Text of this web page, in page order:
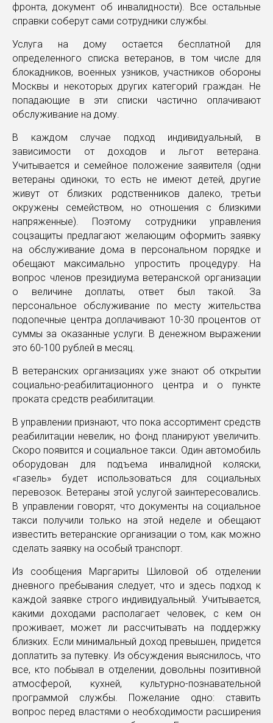
фронта, документ об инвалидности). Все остальные
справки соберут сами сотрудники службы.
Услуга на дому остается бесплатной для
определенного списка ветеранов, в том числе для
блокадников, военных узников, участников обороны
Москвы и некоторых других категорий граждан. Не
попадающие в эти списки частично оплачивают
обслуживание на дому.
В каждом случае подход индивидуальный, в
зависимости от доходов и льгот ветерана.
Учитывается и семейное положение заявителя (одни
ветераны одиноки, то есть не имеют детей, другие
живут от близких родственников далеко, третьи
окружены семейством, но отношения с близкими
напряженные). Поэтому сотрудники управления
соцзащиты предлагают желающим оформить заявку
на обслуживание дома в персональном порядке и
обещают максимально упростить процедуру. На
вопрос членов президиума ветеранской организации
о величине доплаты, ответ был такой. За
персональное обслуживание по месту жительства
подопечные центра доплачивают 10-30 процентов от
суммы за оказанные услуги. В денежном выражении
это 60-100 рублей в месяц.
В ветеранских организациях уже знают об открытии
социально-реабилитационного центра и о пункте
проката средств реабилитации.
В управлении признают, что пока ассортимент средств
реабилитации невелик, но фонд планируют увеличить.
Скоро появится и социальное такси. Один автомобиль
оборудован для подъема инвалидной коляски,
«газель» будет использоваться для социальных
перевозок. Ветераны этой услугой заинтересовались.
В управлении говорят, что документы на социальное
такси получили только на этой неделе и обещают
известить ветеранские организации о том, как можно
сделать заявку на особый транспорт.
Из сообщения Маргариты Шиловой об отделении
дневного пребывания следует, что и здесь подход к
каждой заявке строго индивидуальный. Учитывается,
какими доходами располагает человек, с кем он
проживает, может ли рассчитывать на поддержку
близких. Если минимальный доход превышен, придется
доплатить за путевку. Из обсуждения выяснилось, что
все, кто побывал в отделении, довольны позитивной
атмосферой, кухней, культурно-познавательной
программой службы. Пожелание одно: ставить
вопрос перед властями о необходимости расширения